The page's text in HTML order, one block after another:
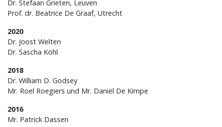
Dr. Stefaan Grieten, Leuven
Prof. dr. Beatrice De Graaf, Utrecht
2020
Dr. Joost Welten
Dr. Sascha Köhl
2018
Dr. William D. Godsey
Mr. Roel Roegiers und Mr. Daniël De Kimpe
2016
Mr. Patrick Dassen